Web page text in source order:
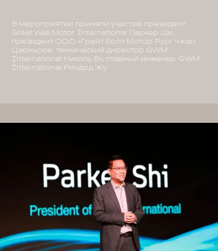
В мероприятии приняли участие президент
Great Wall Motor International Паркер Ши,
президент ООО «Грейт Волл Мотор Рус» Чжан
Цзюньсюе, технический директор GWM
International Николь Ву, главный инженер GWM
International Ричард Жу.